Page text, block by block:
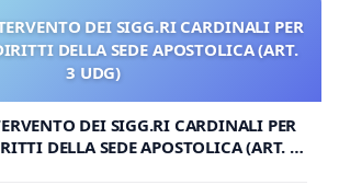
DEI SIGG.RI CARDINALI PER
DELLA SEDE APOSTOLICA (ART.
3 UDG)
DEI SIGG.RI CARDINALI PER
DELLA SEDE APOSTOLICA (ART. 3